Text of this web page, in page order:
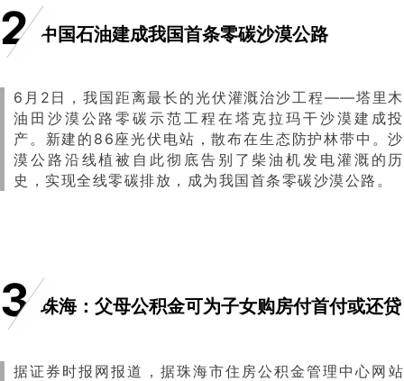
2 中国石油建成我国首条零碳沙漠公路
6月2日，我国距离最长的光伏灌溉治沙工程——塔里木
油田沙漠公路零碳示范工程在塔克拉玛干沙漠建成投
产。新建的86座光伏电站，散布在生态防护林带中。沙
漠公路沿线植被自此彻底告别了柴油机发电灌溉的历
史，实现全线零碳排放，成为我国首条零碳沙漠公路。
3 珠海：父母公积金可为子女购房付首付或还贷
据证券时报网报道，据珠海市住房公积金管理中心网站